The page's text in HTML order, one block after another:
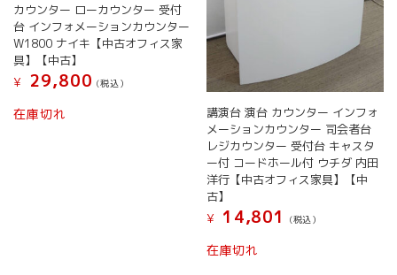
カウンター ローカウンター 受付
台 インフォメーションカウンター
W1800 ナイキ【中古オフィス家
具】【中古】
¥
29,800 (税込）
在庫切れ
講演台 演台 カウンター インフォ
メーションカウンター 司会者台
レジカウンター 受付台 キャスタ
ー付 コードホール付 ウチダ 内田
洋行【中古オフィス家具】【中
古】
¥
14,801 (税込）
在庫切れ